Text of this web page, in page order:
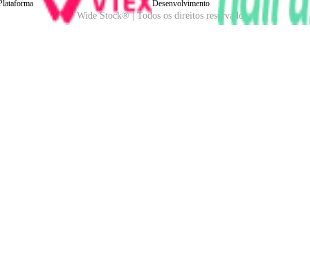
Wide Stock® | Todos os direitos reservados.
Desenvolvimento